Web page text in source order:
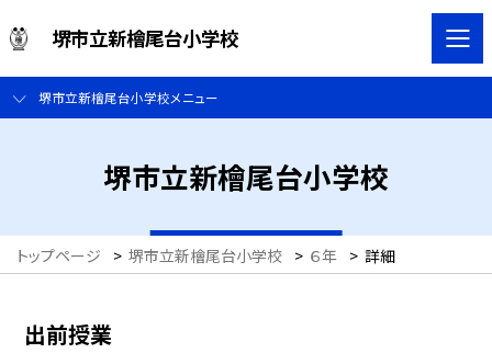
堺市立新檜尾台小学校
堺市立新檜尾台小学校メニュー
堺市立新檜尾台小学校
トップページ > 堺市立新檜尾台小学校 > ６年 > 詳細
出前授業